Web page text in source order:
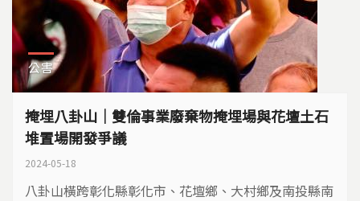
公害
掩埋八卦山｜雙倫事業廢棄物掩埋場與花壇土石
堆置場開發爭議
2024-05-18
八卦山橫跨彰化縣彰化市、花壇鄉、大村鄉及南投縣南